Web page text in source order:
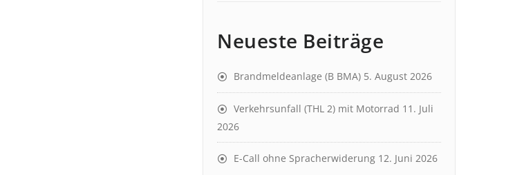
Neueste Beiträge
Brandmeldeanlage (B BMA) 5. August 2026
Verkehrsunfall (THL 2) mit Motorrad 11. Juli
2026
E-Call ohne Spracherwiderung 12. Juni 2026